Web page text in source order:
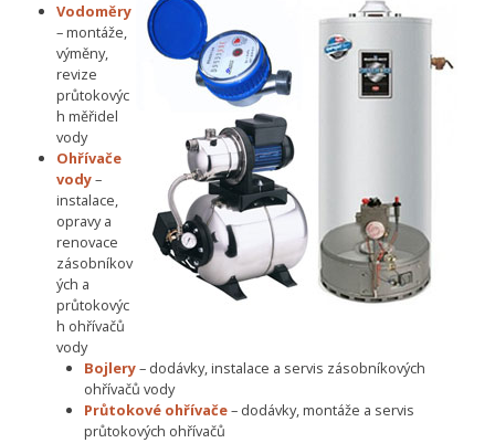
Vodoměry
– montáže,
výměny,
revize
průtokovýc
h měřidel
vody
Ohřívače
vody–
instalace,
opravy a
renovace
zásobníkov
ých a
průtokovýc
h ohřívačů
vody
Bojlery– dodávky, instalace a servis zásobníkových
ohřívačů vody
Průtokové ohřívače– dodávky, montáže a servis
průtokových ohřívačů